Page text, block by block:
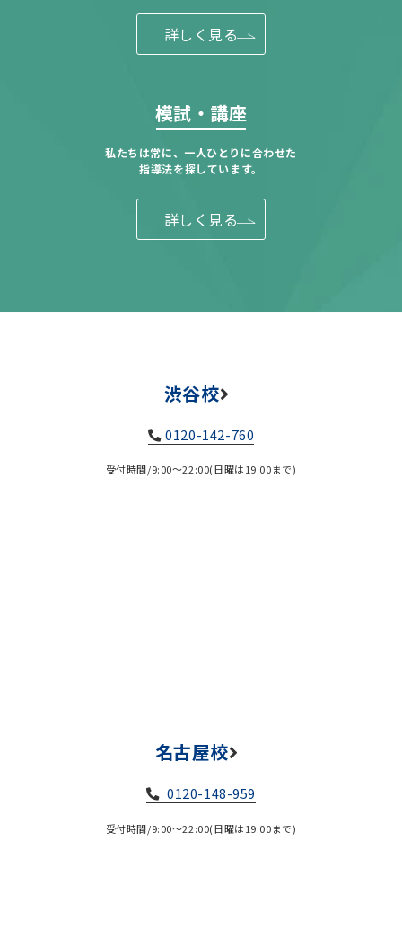
詳しく見る
模試・講座
私たちは常に、一人ひとりに合わせた
指導法を探しています。
詳しく見る
渋谷校
0120-142-760
受付時間/9:00～22:00(日曜は19:00まで)
名古屋校
0120-148-959
受付時間/9:00～22:00(日曜は19:00まで)